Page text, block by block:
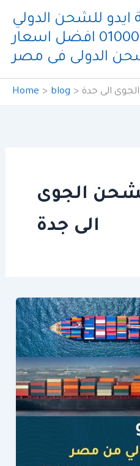
content
ايدو للشحن الدولي
01000915976 افضل اسعار
الدولى فى مصر
Home blog الى جدة
الجوى
الى جدة